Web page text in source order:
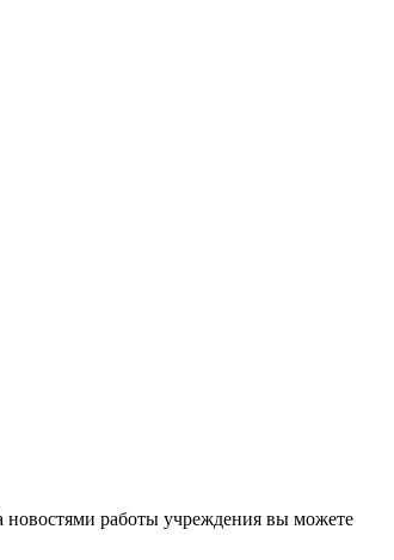
новостями работы учреждения вы можете